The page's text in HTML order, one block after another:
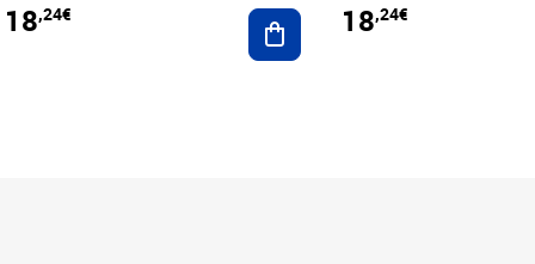
au panier
18,24€ Ajouter au panier
18,24€